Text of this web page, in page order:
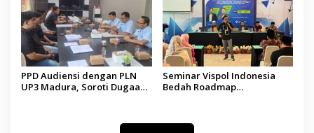
PPD Audiensi dengan PLN
UP3 Madura, Soroti Dugaan
Seminar Vispol Indonesia
Bedah Roadmap
Jadi Kunci